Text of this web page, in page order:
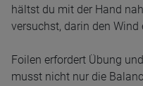
hältst du mit der Hand
versuchst, darin den
Foilen erfordert Übung
musst nicht nur die